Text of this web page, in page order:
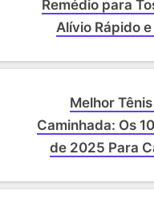
Remédio para
Alívio Rápido
Melhor
Caminhada: Os
de 2025 Para